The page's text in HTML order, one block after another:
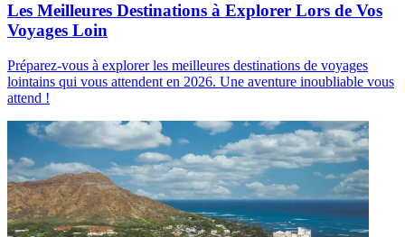
Les Meilleures Destinations à Explorer Lors de Vos
Voyages Loin
Préparez-vous à explorer les meilleures destinations de voyages
lointains qui vous attendent en 2026. Une aventure inoubliable vous
attend !